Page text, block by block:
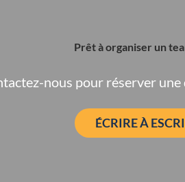
Prêt à organiser un
nous pour réserver
ÉCRIRE À